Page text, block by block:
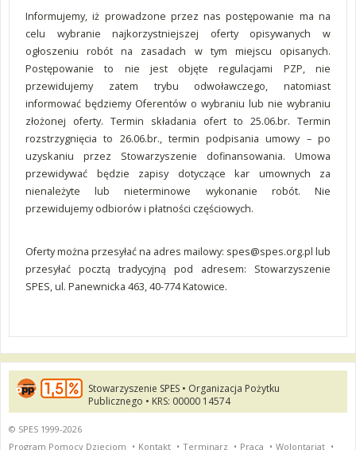
Informujemy, iż prowadzone przez nas postępowanie ma na
celu wybranie najkorzystniejszej oferty opisywanych w
ogłoszeniu robót na zasadach w tym miejscu opisanych.
Postępowanie to nie jest objęte regulacjami PZP, nie
przewidujemy zatem trybu odwoławczego, natomiast
informować będziemy Oferentów o wybraniu lub nie wybraniu
złożonej oferty. Termin składania ofert to 25.06.br. Termin
rozstrzygnięcia to 26.06.br., termin podpisania umowy – po
uzyskaniu przez Stowarzyszenie dofinansowania. Umowa
przewidywać będzie zapisy dotyczące kar umownych za
nienależyte lub nieterminowe wykonanie robót. Nie
przewidujemy odbiorów i płatności częściowych.
Oferty można przesyłać na adres mailowy: spes@spes.org.pl lub
przesyłać pocztą tradycyjną pod adresem: Stowarzyszenie
SPES, ul. Panewnicka 463, 40-774 Katowice.
Stowarzyszenie SPES • Organizacja Pożytku
Publicznego • KRS: 00000 14574
© SPES 1999-2026
Program Pomocy Dzieciom • Kontakt • Terminarz • Praca • Wolontariat •